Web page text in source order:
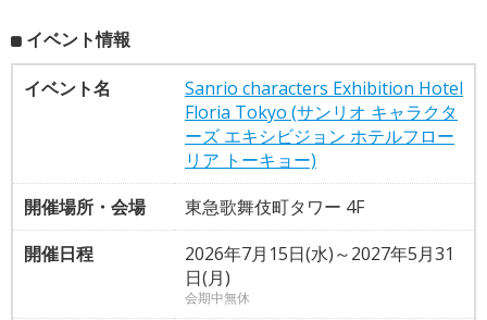
イベント情報
イベント名
Sanrio characters Exhibition Hotel
Floria Tokyo (サンリオ キャラクタ
ーズ エキシビジョン ホテルフロー
リア トーキョー)
開催場所・会場
東急歌舞伎町タワー 4F
開催日程
2026年7月15日(水)～2027年5月31
日(月)
会期中無休